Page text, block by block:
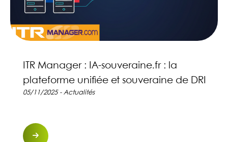
ITR Manager : IA-souveraine.fr : la
plateforme unifiée et souveraine de DRI
05/11/2025 - Actualités